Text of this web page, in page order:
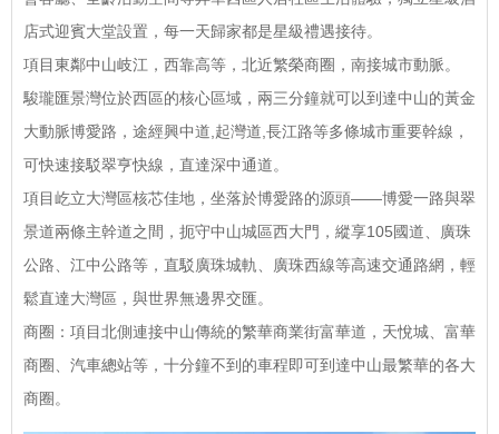
店式迎賓大堂設置，每一天歸家都是星級禮遇接待。
項目東鄰中山岐江，西靠高等，北近繁榮商圈，南接城市動脈。
駿瓏匯景灣位於西區的核心區域，兩三分鐘就可以到達中山的黃金
大動脈博愛路，途經興中道,起灣道,長江路等多條城市重要幹線，
可快速接駁翠亨快線，直達深中通道。
項目屹立大灣區核芯佳地，坐落於博愛路的源頭——博愛一路與翠
景道兩條主幹道之間，扼守中山城區西大門，縱享105國道、廣珠
公路、江中公路等，直駁廣珠城軌、廣珠西線等高速交通路網，輕
鬆直達大灣區，與世界無邊界交匯。
商圈：項目北側連接中山傳統的繁華商業街富華道，天悅城、富華
商圈、汽車總站等，十分鐘不到的車程即可到達中山最繁華的各大
商圈。